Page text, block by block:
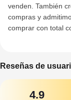
venden. También
compras y
comprar con total
Reseñas de
4.9